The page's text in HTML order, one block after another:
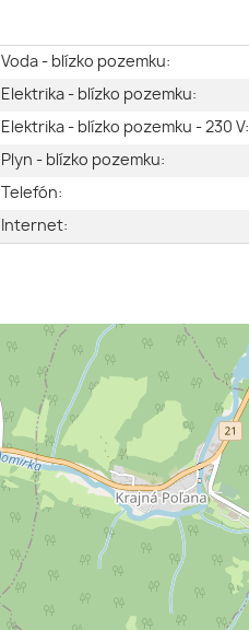
Voda - blízko pozemku:
Elektrika - blízko pozemku:
Elektrika - blízko pozemku - 230 V:
Plyn - blízko pozemku:
Telefón:
Internet: